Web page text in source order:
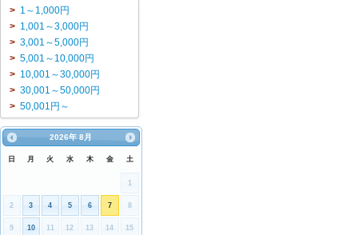
1～1,000円
1,001～3,000円
3,001～5,000円
5,001～10,000円
10,001～30,000円
30,001～50,000円
50,001円～
2026年8月
日 月 火 水 木 金 土
1
2 3 4 5 6 7 8
9 10 11 12 13 14 15